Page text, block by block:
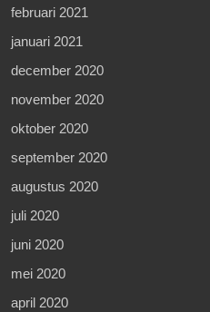
februari 2021
januari 2021
december 2020
november 2020
oktober 2020
september 2020
augustus 2020
juli 2020
juni 2020
mei 2020
april 2020